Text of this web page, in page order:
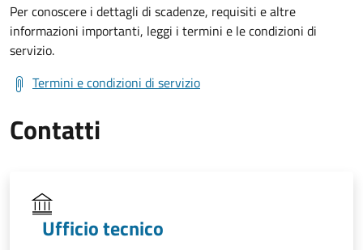
Per conoscere i dettagli di scadenze, requisiti e altre
informazioni importanti, leggi i termini e le condizioni di
servizio.
Termini e condizioni di servizio
Contatti
Ufficio tecnico